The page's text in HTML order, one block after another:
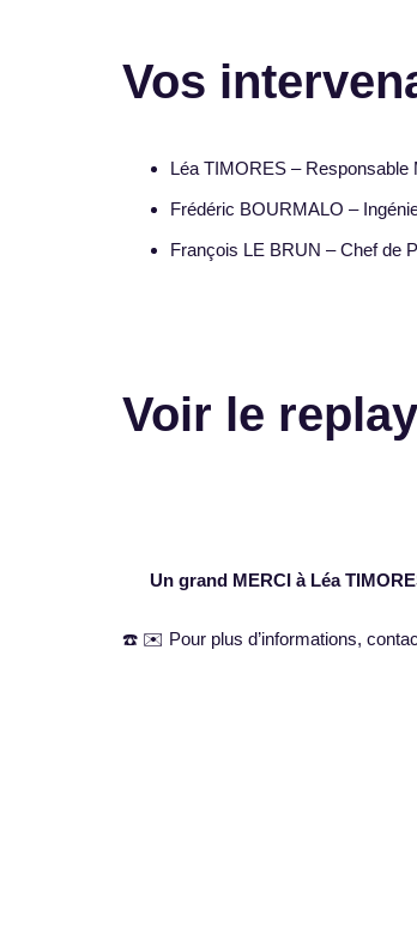
Vos
Léa TIMORES – Responsable
Frédéric BOURMALO –
François LE BRUN – Chef de
Voir le replay
Un grand MERCI à Léa
☎️ ✉️ Pour plus d’informations,